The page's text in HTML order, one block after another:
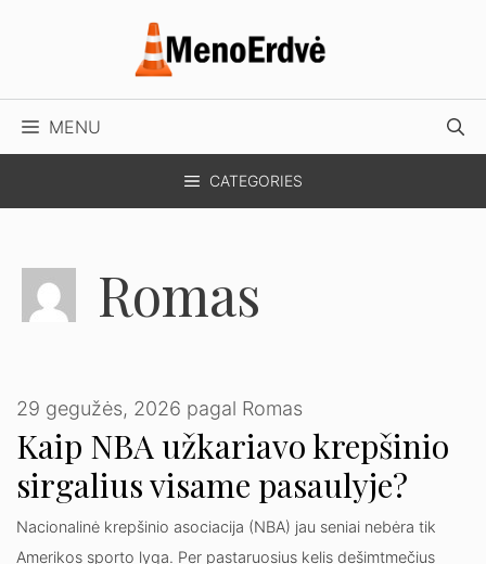
turinio
MENU
CATEGORIES
Romas
Kaip NBA užkariavo krepšinio
sirgalius visame pasaulyje?
29 gegužės, 2026 pagal Romas
Nacionalinė krepšinio asociacija (NBA) jau seniai nebėra tik
Amerikos sporto lyga. Per pastaruosius kelis dešimtmečius